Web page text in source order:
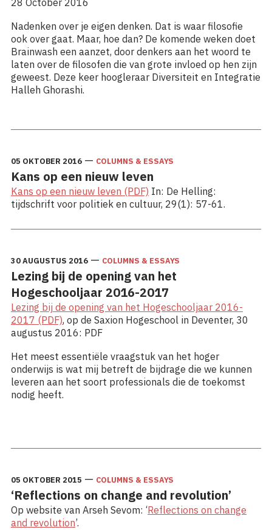
Nadenken over je eigen denken. Dat is waar filosofie
ook over gaat. Maar, hoe dan? De komende weken doet
Brainwash een aanzet, door denkers aan het woord te
laten over de filosofen die van grote invloed op hen zijn
geweest. Deze keer hoogleraar Diversiteit en Integratie
Halleh Ghorashi.
05 OKTOBER 2016 — COLUMNS & ESSAYS
Kans op een nieuw leven
Kans op een nieuw leven (PDF) In: De Helling:
tijdschrift voor politiek en cultuur, 29(1): 57-61.
30 AUGUSTUS 2016 — COLUMNS & ESSAYS
Lezing bij de opening van het
Hogeschooljaar 2016-2017
Lezing bij de opening van het Hogeschooljaar 2016-
2017 (PDF), op de Saxion Hogeschool in Deventer, 30
augustus 2016: PDF
Het meest essentiële vraagstuk van het hoger
onderwijs is wat mij betreft de bijdrage die we kunnen
leveren aan het soort professionals die de toekomst
nodig heeft.
05 OKTOBER 2015 — COLUMNS & ESSAYS
‘Reflections on change and revolution’
Op website van Arseh Sevom: ‘Reflections on change
and revolution’.